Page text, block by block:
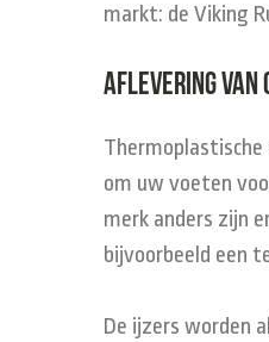
markt: de Viking
Aflevering van
Thermoplastische
om uw voeten
merk anders zijn
bijvoorbeeld een
De ijzers worden